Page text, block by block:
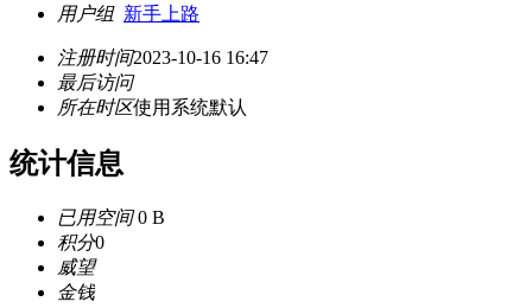
用户组 新手上路
注册时间2023-10-16 16:47
最后访问
所在时区使用系统默认
统计信息
已用空间0 B
积分0
威望
金钱